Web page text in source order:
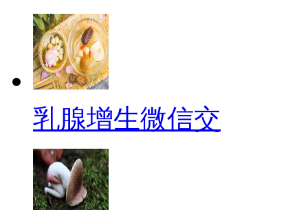
乳腺增生微信交